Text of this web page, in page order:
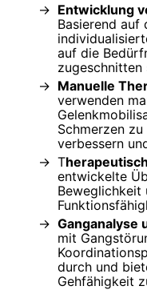
Entwicklung
Basierend auf
auf die
zugeschnitten
Manuelle
verwenden
Schmerzen
verbessern
T
entwickelte
Beweglichkeit
Ganganalyse
mit
durch und
Gehfähigkeit